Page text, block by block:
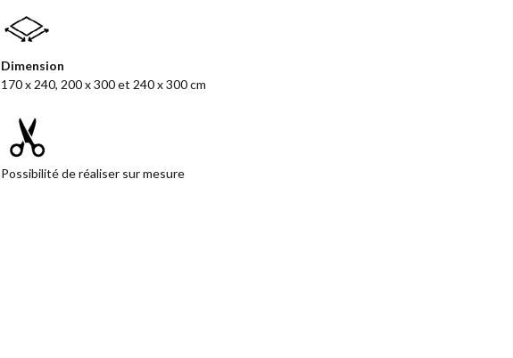
Dimension
170 x 240, 200 x 300 et 240 x 300 cm
Possibilité de réaliser sur mesure